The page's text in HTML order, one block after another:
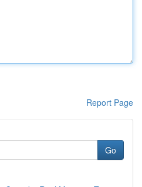
Report Page
Go